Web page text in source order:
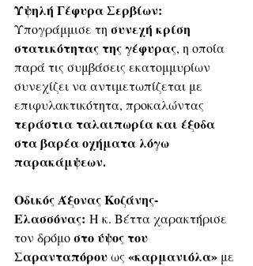
Υψηλή Γέφυρα Σερβίων:
Υπογράμμισε τη συνεχή κρίση
στατικότητας της γέφυρας, η οποία
παρά τις συμβάσεις εκατομμυρίων
συνεχίζει να αντιμετωπίζεται με
επιφυλακτικότητα, προκαλώντας
τεράστια ταλαιπωρία και έξοδα
στα βαρέα οχήματα λόγω
παρακάμψεων.
Οδικός Άξονας Κοζάνης-
Ελασσόνας: Η κ. Βέττα χαρακτήρισε
τον δρόμο στο ύψος του
Σαρανταπόρου ως «καρμανιόλα» με